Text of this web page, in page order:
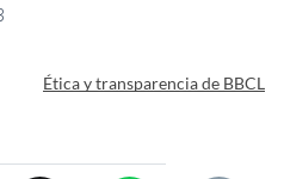
Ética y transparencia de BBCL